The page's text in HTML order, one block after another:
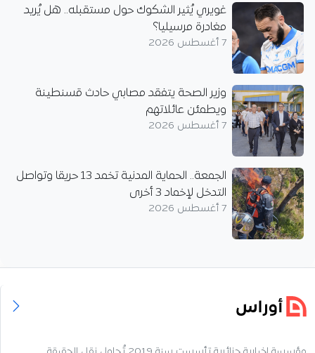
غويري يُثير الشكوك حول مستقبله.. هل يُريد
مغادرة مرسيليا؟
7 أغسطس 2026
وزير الصحة يتفقد مصابي حادث قسنطينة
ويطمئن عائلاتهم
7 أغسطس 2026
الجمعة.. الحماية المدنية تخمد 13 حريقا وتواصل
التدخل لإخماد 3 أخرى
7 أغسطس 2026